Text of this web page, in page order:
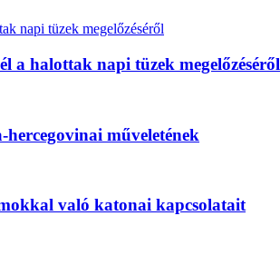
a halottak napi tüzek megelőzéséről
műveletének
való katonai kapcsolatait